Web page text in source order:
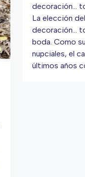
decoración…
La elección
decoración…
boda. Como
nupciales, el
últimos años